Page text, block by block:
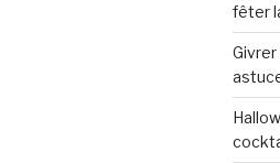
fêter